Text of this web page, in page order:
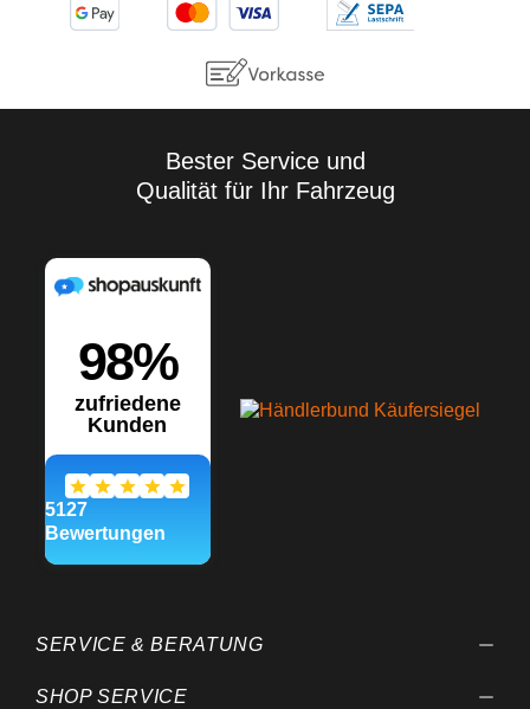
Bester Service und
Qualität für Ihr Fahrzeug
SERVICE & BERATUNG
SHOP SERVICE